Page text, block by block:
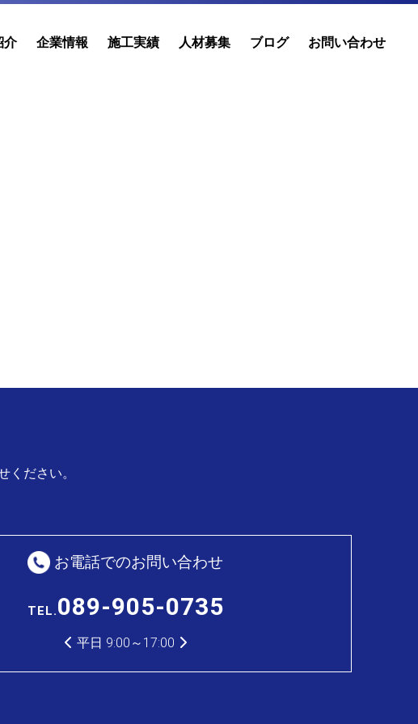
介 企業情報 施工実績 人材募集 ブログ お問い合わせ
ください。
お電話でのお問い合わせ
TEL.089-905-0735
平日 9:00～17:00